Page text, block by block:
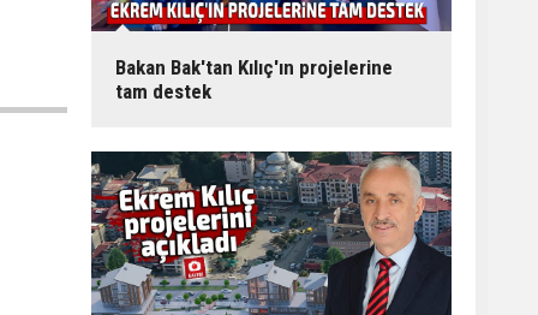
Bakan Bak'tan Kılıç'ın projelerine
tam destek